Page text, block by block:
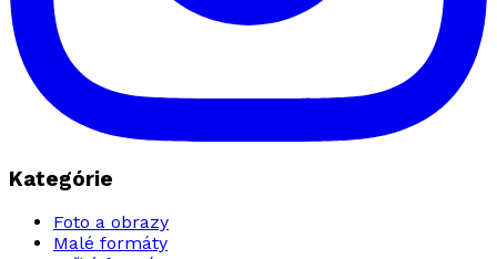
Kategórie
Foto a obrazy
Malé formáty